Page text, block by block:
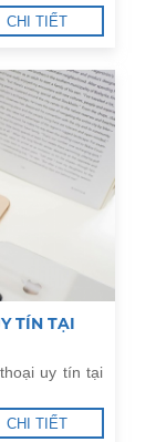
CHI TIẾT
TÍN TẠI
uy tín tại
CHI TIẾT